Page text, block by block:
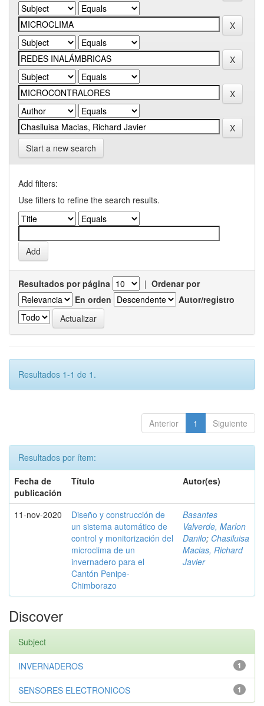
Start a new search
Add filters:
Use filters to refine the search results.
Resultados por página | Ordenar por
En orden
Autor/registro
Resultados 1-1 de 1.
Anterior 1 Siguiente
Resultados por ítem:
Fecha de
publicación
Título Autor(es)
11-nov-2020
Diseño y construcción de
un sistema automático de
control y monitorización del
microclima de un
invernadero para el
Cantón Penipe-
Chimborazo
Basantes
Valverde, Marlon
Danilo; Chasiluisa
Macias, Richard
Javier
Discover
Subject
1
INVERNADEROS
1
SENSORES ELECTRONICOS